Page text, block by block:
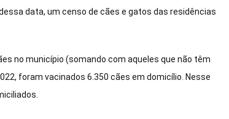
data, um censo de cães e gatos das residências
no município (somando com aqueles que não têm
foram vacinados 6.350 cães em domicílio. Nesse